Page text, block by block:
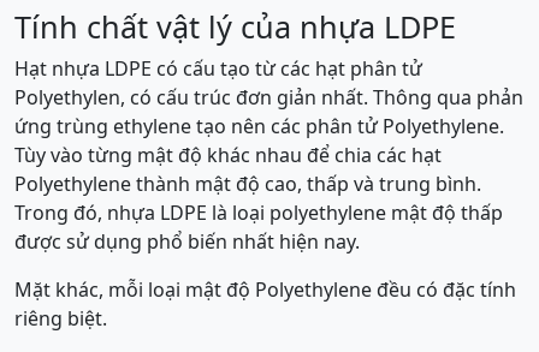
Tính chất vật lý của nhựa LDPE
Hạt nhựa LDPE có cấu tạo từ các hạt phân tử
Polyethylen, có cấu trúc đơn giản nhất. Thông qua phản
ứng trùng ethylene tạo nên các phân tử Polyethylene.
Tùy vào từng mật độ khác nhau để chia các hạt
Polyethylene thành mật độ cao, thấp và trung bình.
Trong đó, nhựa LDPE là loại polyethylene mật độ thấp
được sử dụng phổ biến nhất hiện nay.
Mặt khác, mỗi loại mật độ Polyethylene đều có đặc tính
riêng biệt.